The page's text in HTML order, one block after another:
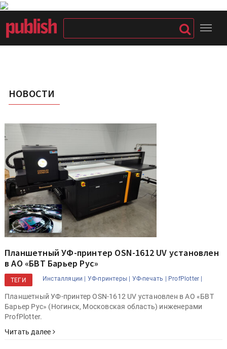
НОВОСТИ
Планшетный УФ-принтер OSN-1612 UV установлен
в АО «БВТ Барьер Рус»
ТЕГИ Инсталляции | УФ-принтеры | УФ-печать | ProfPlotter |
Планшетный УФ-принтер OSN-1612 UV установлен в АО «БВТ
Барьер Рус» (Ногинск, Московская область) инженерами
ProfPlotter.
Читать далее